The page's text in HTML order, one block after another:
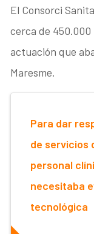
El Consorci
cerca de
actuación que
Maresme.
Para dar
de servicios
personal
necesitaba
tecnológica